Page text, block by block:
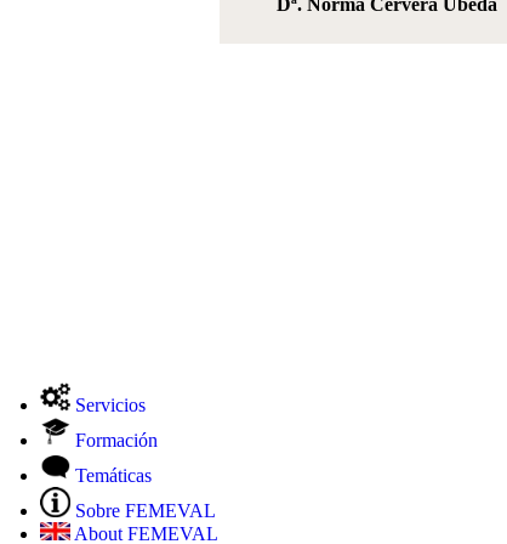
Dª. Norma Cervera Úbeda
Servicios
Formación
Temáticas
Sobre FEMEVAL
About FEMEVAL